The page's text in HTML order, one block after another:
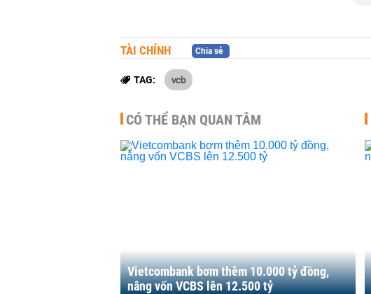
TÀI CHÍNH Chia sẻ
TAG: vcb
CÓ THỂ BẠN QUAN TÂM
Vietcombank bơm thêm 10.000 tỷ đồng,
nâng vốn VCBS lên 12.500 tỷ